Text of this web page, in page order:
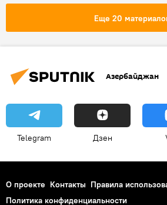
Фархад Бакинский
София Воробей
клип съемки клипа
клип
Еще 20
Азербайджан
Telegram Дзен
О проекте Контакты Правила
Политика конфиденциальности